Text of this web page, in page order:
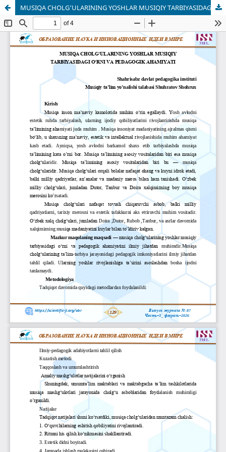
MUSIQA CHOLG‘ULARINING YOSHLAR MUSIQIY TARBIYASIDAGI O‘RNI VA PEDAGOGIK AHAMIYATI